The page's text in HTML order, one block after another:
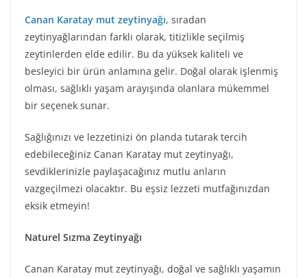
Canan Karatay mut zeytinyağı, sıradan
zeytinyağlarından farklı olarak, titizlikle seçilmiş
zeytinlerden elde edilir. Bu da yüksek kaliteli ve
besleyici bir ürün anlamına gelir. Doğal olarak işlenmiş
olması, sağlıklı yaşam arayışında olanlara mükemmel
bir seçenek sunar.
Sağlığınızı ve lezzetinizi ön planda tutarak tercih
edebileceğiniz Canan Karatay mut zeytinyağı,
sevdiklerinizle paylaşacağınız mutlu anların
vazgeçilmezi olacaktır. Bu eşsiz lezzeti mutfağınızdan
eksik etmeyin!
Naturel Sızma Zeytinyağı
Canan Karatay mut zeytinyağı, doğal ve sağlıklı yaşamın